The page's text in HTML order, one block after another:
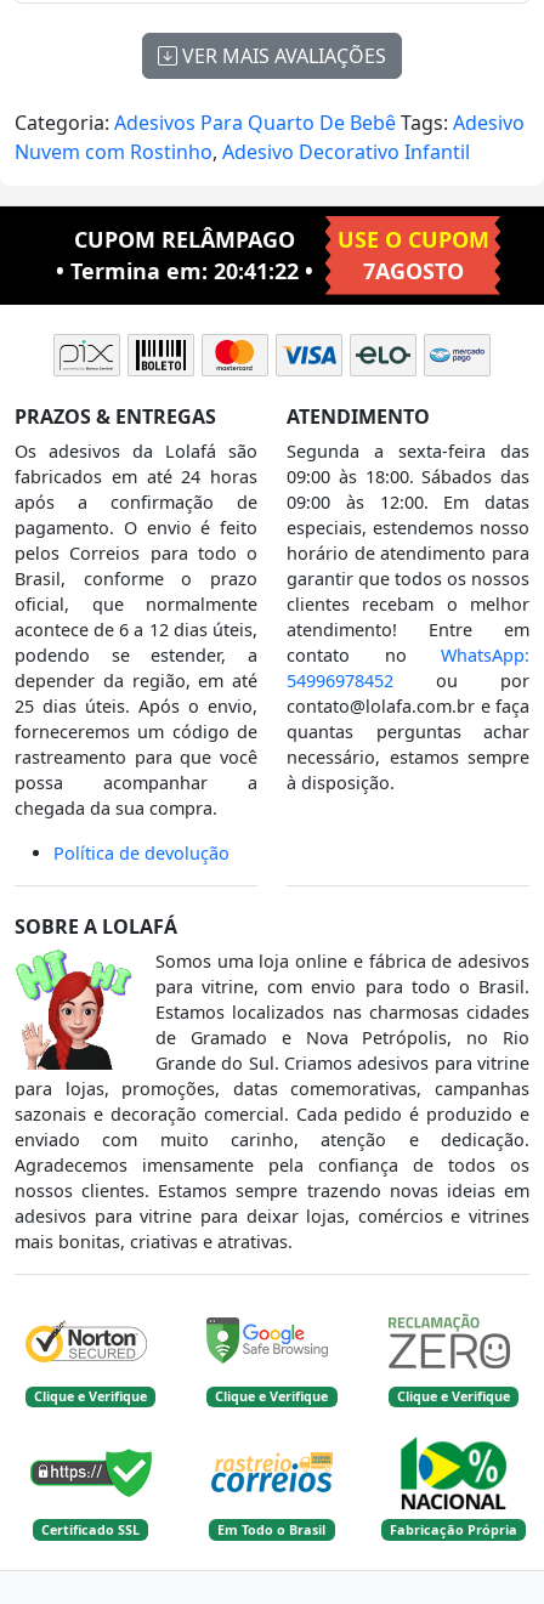
VER MAIS AVALIAÇÕES
Categoria: Adesivos Para Quarto De BebêTags: Adesivo
Nuvem com Rostinho, Adesivo Decorativo Infantil
CUPOM RELÂMPAGO
• Termina em: 20:41:21•
USE O CUPOM
7AGOSTO
PRAZOS & ENTREGAS
Os adesivos da Lolafá são
fabricados em até 24 horas
após a confirmação de
pagamento. O envio é feito
pelos Correios para todo o
Brasil, conforme o prazo
oficial, que normalmente
acontece de 6 a 12 dias úteis,
podendo se estender, a
depender da região, em até
25 dias úteis. Após o envio,
forneceremos um código de
rastreamento para que você
possa acompanhar a
chegada da sua compra.
Política de devolução
ATENDIMENTO
Segunda a sexta-feira das
09:00 às 18:00. Sábados das
09:00 às 12:00. Em datas
especiais, estendemos nosso
horário de atendimento para
garantir que todos os nossos
clientes recebam o melhor
atendimento! Entre em
contato no WhatsApp:
54996978452 ou por
contato@lolafa.com.br e faça
quantas perguntas achar
necessário, estamos sempre
à disposição.
SOBRE A LOLAFÁ
Somos uma loja online e fábrica de adesivos
para vitrine, com envio para todo o Brasil.
Estamos localizados nas charmosas cidades
de Gramado e Nova Petrópolis, no Rio
Grande do Sul. Criamos adesivos para vitrine
para lojas, promoções, datas comemorativas, campanhas
sazonais e decoração comercial. Cada pedido é produzido e
enviado com muito carinho, atenção e dedicação.
Agradecemos imensamente pela confiança de todos os
nossos clientes. Estamos sempre trazendo novas ideias em
adesivos para vitrine para deixar lojas, comércios e vitrines
mais bonitas, criativas e atrativas.
Clique e Verifique Clique e Verifique Clique e Verifique
Certificado SSL Em Todo o Brasil Fabricação Própria